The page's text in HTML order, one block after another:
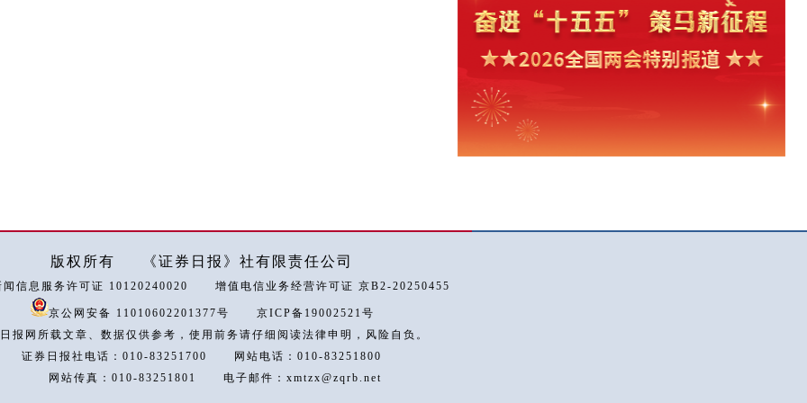
版权所有 《证券日报》社有限责任公司
闻信息服务许可证 10120240020 增值电信业务经营许可证 京B2-20250455
京公网安备 11010602201377号
京ICP备19002521号
报网所载文章、数据仅供参考，使用前务请仔细阅读法律申明，风险自负。
证券日报社电话：010-83251700
网站电话：010-83251800
网站传真：010-83251801
电子邮件：xmtzx@zqrb.net